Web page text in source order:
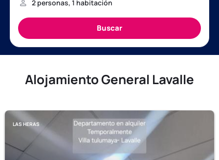
Alojamiento General Lavalle
LAS HERAS